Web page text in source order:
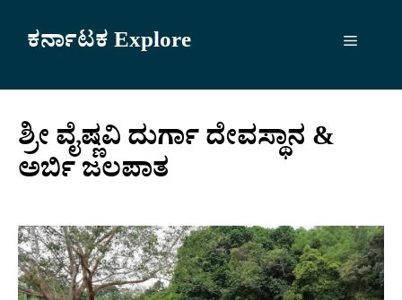
ಕರ್ನಾಟಕ Explore Menu
ಶ್ರೀ ವೈಷ್ಣವಿ ದುರ್ಗಾ ದೇವಸ್ಥಾನ &
ಅರ್ಬಿ ಜಲಪಾತ